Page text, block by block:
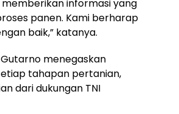
informasi yang
panen. Kami berharap
baik,” katanya.
menegaskan
tahapan pertanian,
dari dukungan TNI